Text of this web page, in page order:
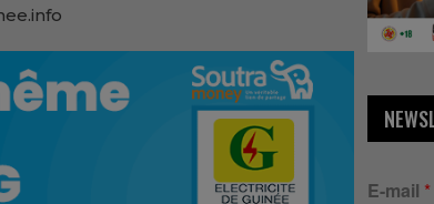
E-mail *